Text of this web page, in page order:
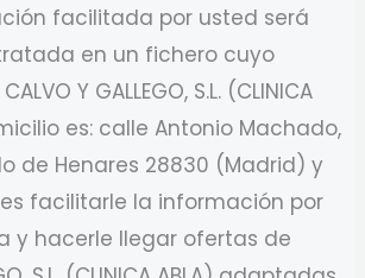
facilitada por usted será
en un fichero cuyo
Y GALLEGO, S.L. (CLINICA
es: calle Antonio Machado,
de Henares 28830 (Madrid) y
facilitarle la información por
y hacerle llegar ofertas de